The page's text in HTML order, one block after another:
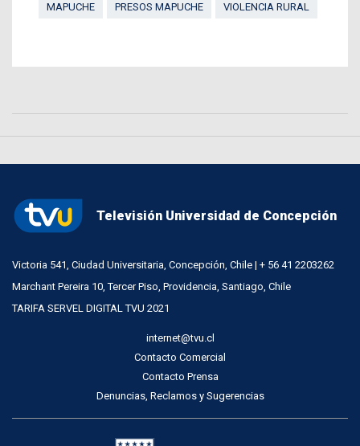
MAPUCHE PRESOS MAPUCHE VIOLENCIA RURAL
Televisión Universidad de Concepción
Victoria 541, Ciudad Universitaria, Concepción, Chile | + 56 41 2203262
Marchant Pereira 10, Tercer Piso, Providencia, Santiago, Chile
TARIFA SERVEL DIGITAL TVU 2021
internet@tvu.cl
Contacto Comercial
Contacto Prensa
Denuncias, Reclamos y Sugerencias